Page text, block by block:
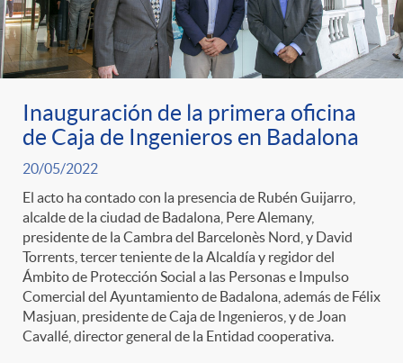
Inauguración de la primera oficina
de Caja de Ingenieros en Badalona
20/05/2022
El acto ha contado con la presencia de Rubén Guijarro,
alcalde de la ciudad de Badalona, Pere Alemany,
presidente de la Cambra del Barcelonès Nord, y David
Torrents, tercer teniente de la Alcaldía y regidor del
Ámbito de Protección Social a las Personas e Impulso
Comercial del Ayuntamiento de Badalona, además de Félix
Masjuan, presidente de Caja de Ingenieros, y de Joan
Cavallé, director general de la Entidad cooperativa.